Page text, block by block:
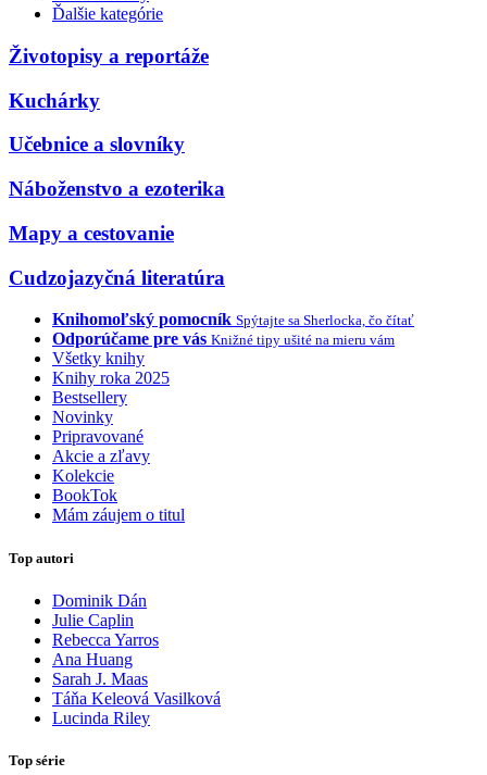
Ďalšie kategórie
Životopisy a reportáže
Kuchárky
Učebnice a slovníky
Náboženstvo a ezoterika
Mapy a cestovanie
Cudzojazyčná literatúra
Knihomoľský pomocník Spýtajte sa Sherlocka, čo čítať
Odporúčame pre vás Knižné tipy ušité na mieru vám
Všetky knihy
Knihy roka 2025
Bestsellery
Novinky
Pripravované
Akcie a zľavy
Kolekcie
BookTok
Mám záujem o titul
Top autori
Dominik Dán
Julie Caplin
Rebecca Yarros
Ana Huang
Sarah J. Maas
Táňa Keleová Vasilková
Lucinda Riley
Top série